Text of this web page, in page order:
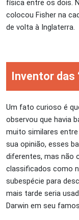
física entre os dois.
colocou Fisher na
de volta à Inglaterra.
Inventor das
Um fato curioso é
observou que havia
muito similares
sua opinião, esses
diferentes, mas não
classificados como
subespécie para
mais tarde seria
Darwin em seu